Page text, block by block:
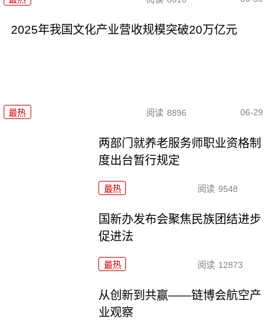
2025年我国文化产业营收规模突破20万亿元
最热 阅读 8896 06-29
两部门就养老服务师职业资格制
度出台暂行规定
最热 阅读 9548
国新办发布会聚焦民族团结进步
促进法
最热 阅读 12873
从创新到共赢——链博会航空产
业观察